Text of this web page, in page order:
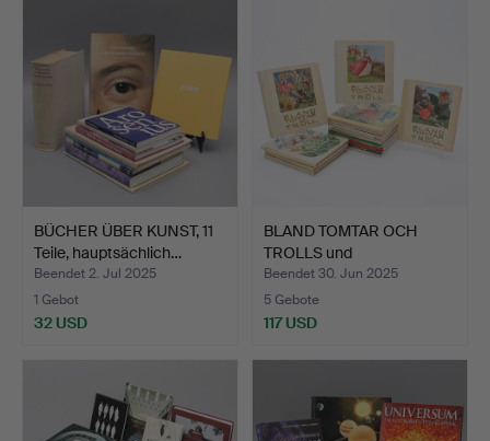
BÜCHER ÜBER KUNST, 11
Teile, hauptsächlich…
Beendet 2. Jul 2025
1 Gebot
32 USD
BLAND TOMTAR OCH
TROLLS und
SAGOSKATTEN, 1…
Beendet 30. Jun 2025
5 Gebote
117 USD